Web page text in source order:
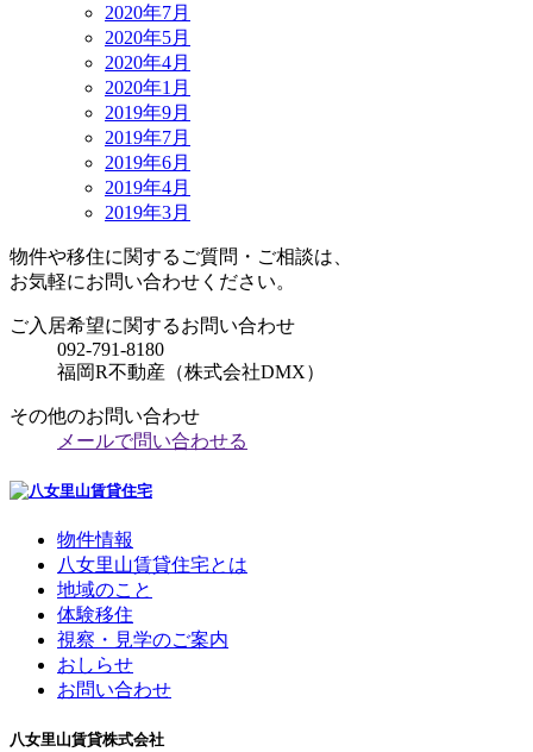
2020年7月
2020年5月
2020年4月
2020年1月
2019年9月
2019年7月
2019年6月
2019年4月
2019年3月
物件や移住に関するご質問・ご相談は、
お気軽にお問い合わせください。
ご入居希望に関するお問い合わせ
092-791-8180
福岡R不動産（株式会社DMX）
その他のお問い合わせ
メールで問い合わせる
物件情報
八女里山賃貸住宅とは
地域のこと
体験移住
視察・見学のご案内
おしらせ
お問い合わせ
八女里山賃貸株式会社